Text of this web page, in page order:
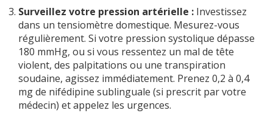
Surveillez votre pression artérielle : Investissez
dans un tensiomètre domestique. Mesurez-vous
régulièrement. Si votre pression systolique dépasse
180 mmHg, ou si vous ressentez un mal de tête
violent, des palpitations ou une transpiration
soudaine, agissez immédiatement. Prenez 0,2 à 0,4
mg de nifédipine sublinguale (si prescrit par votre
médecin) et appelez les urgences.